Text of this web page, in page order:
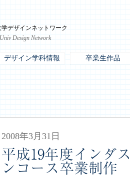
学デザインネットワーク
Design Network
デザイン学科情報 卒業生作品
2008年3月31日
平成19年度インダ
ンコース卒業制作